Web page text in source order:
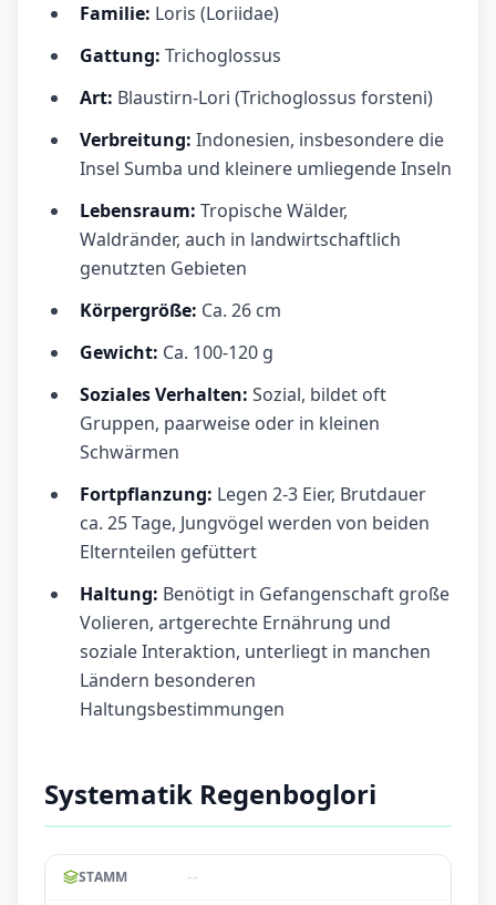
Familie: Loris (Loriidae)
Gattung: Trichoglossus
Art: Blaustirn-Lori (Trichoglossus forsteni)
Verbreitung: Indonesien, insbesondere die
Insel Sumba und kleinere umliegende Inseln
Lebensraum: Tropische Wälder,
Waldränder, auch in landwirtschaftlich
genutzten Gebieten
Körpergröße: Ca. 26 cm
Gewicht: Ca. 100-120 g
Soziales Verhalten: Sozial, bildet oft
Gruppen, paarweise oder in kleinen
Schwärmen
Fortpflanzung: Legen 2-3 Eier, Brutdauer
ca. 25 Tage, Jungvögel werden von beiden
Elternteilen gefüttert
Haltung: Benötigt in Gefangenschaft große
Volieren, artgerechte Ernährung und
soziale Interaktion, unterliegt in manchen
Ländern besonderen
Haltungsbestimmungen
Systematik Regenboglori
STAMM --